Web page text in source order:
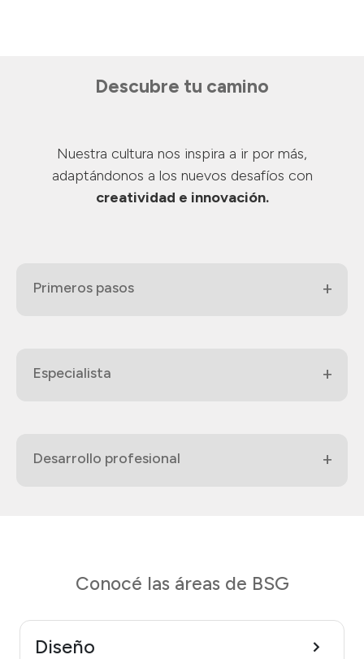
Descubre tu camino
Nuestra cultura nos inspira a ir por más,
adaptándonos a los nuevos desafíos con
creatividad e innovación.
Primeros pasos
Especialista
Desarrollo profesional
Conocé las áreas de BSG
Diseño